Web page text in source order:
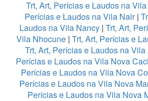
Trt, Art, Perícias e Laudos na
Perícias e Laudos na Vila Nair|
Laudos na Vila Nancy| Trt, Art,
Vila Nhocune| Trt, Art, Perícias e
Trt, Art, Perícias e Laudos na Vila
Perícias e Laudos na Vila Nova
Perícias e Laudos na Vila Nova
Perícias e Laudos na Vila Nova
Perícias e Laudos na Vila Nova